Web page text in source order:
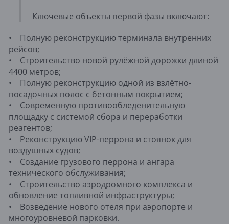
Ключевые объекты первой фазы включают:
• Полную реконструкцию терминала внутренних
рейсов;
• Строительство новой рулёжной дорожки длиной
4400 метров;
• Полную реконструкцию одной из взлётно-
посадочных полос с бетонным покрытием;
• Современную противообледенительную
площадку с системой сбора и переработки
реагентов;
• Реконструкцию VIP-перрона и стоянок для
воздушных судов;
• Создание грузового перрона и ангара
технического обслуживания;
• Строительство аэродромного комплекса и
обновление топливной инфраструктуры;
• Возведение нового отеля при аэропорте и
многоуровневой парковки.